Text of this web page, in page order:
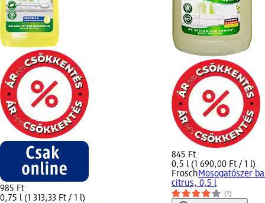
985 Ft
0,75 l (1 313,33 Ft / 1 l)
845 Ft
0,5 l (1 690,00 Ft / 1 l)
FroschMosogatószer
citrus, 0,5 l
(1)